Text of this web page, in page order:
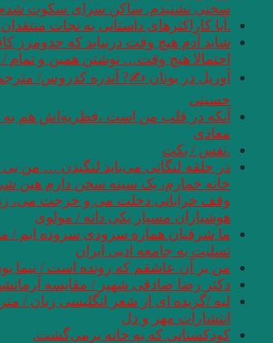
سخنی نشنیدم. ساکن سرای سکوت شدم.
.آیا کاراکترهای داستانی به نجات منتقدان
شاید آدم هیچ وقت درنیابد که حدومرز
احتمالا هیچ وقت… نوشتن همین و تمام
آوریل در یونان ✍? آندره کدروس/
حسینی
آنکه در قلب من است ،فطریه‌اش هم
معاذی
.نفس / بکت
در حلقه لنگانی می‌باید لنگیدن … من بی
خانه خمارم، یک سینه سخن دارم هین
وقف خراباتی دخلت می و خرجت می،
هوشیاران مسپار یکی دانه / مولوی
ما شرقیان هماره سرودی سروده ایم /
تسلیت به جامعه ادبی ایران
من بر آن عاشقم که رونده است / نیما
دکتر رضا صادقی شهپر / مقایسه
لبه /گزیده ای از شعر انگلیسی زبان /
انتشارات مهر و دل
کودکستانی که به خانه برمی‌گشت.